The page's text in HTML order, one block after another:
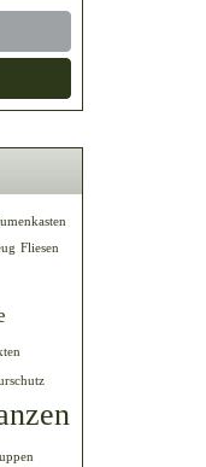
Fliesen